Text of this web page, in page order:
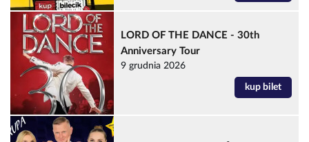
LORD OF THE DANCE - 30th
Anniversary Tour
9 grudnia 2026
kup bilet